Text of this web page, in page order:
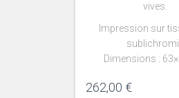
vives.
Impression sur
Dimensions :
262,00 €